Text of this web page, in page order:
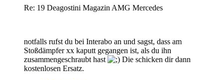
Re: 19 Deagostini Magazin AMG Mercedes
notfalls rufst du bei Interabo an und sagst, dass am
Stoßdämpfer xx kaputt gegangen ist, als du ihn
zusammengeschraubt hast
Die schicken dir dann
kostenlosen Ersatz.